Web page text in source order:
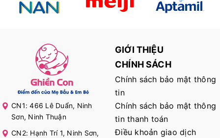
CN1: 466 Lê Duẩn, Ninh
Sơn, Ninh Thuận
CN2: Hạnh Trí 1, Ninh Sơn,
GIỚI THIỆU
CHÍNH SÁCH
Chính sách bảo mật thông
tin
Chính sách bảo mật thông
tin thanh toán
Điều khoản giao dịch